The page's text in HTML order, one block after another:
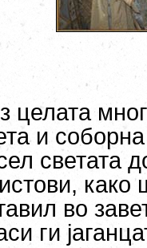
целата
и
светата
како
во
ги